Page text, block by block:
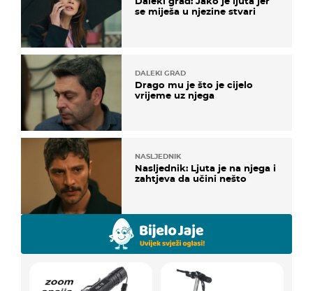
se miješa u njezine stvari
DALEKI GRAD
Drago mu je što je cijelo
vrijeme uz njega
NASLJEDNIK
Nasljednik: Ljuta je na njega i
zahtjeva da učini nešto